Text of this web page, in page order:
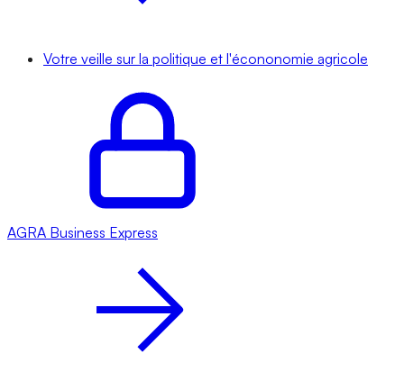
Votre veille sur la politique et l'écononomie agricole
AGRA Business Express